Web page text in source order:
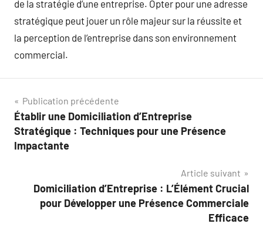
de la stratégie d’une entreprise. Opter pour une adresse
stratégique peut jouer un rôle majeur sur la réussite et
la perception de l’entreprise dans son environnement
commercial.
Navigation
de
l’article
Publication précédente
Établir une Domiciliation d’Entreprise
Stratégique : Techniques pour une Présence
Impactante
Article suivant
Domiciliation d’Entreprise : L’Élément Crucial
pour Développer une Présence Commerciale
Efficace